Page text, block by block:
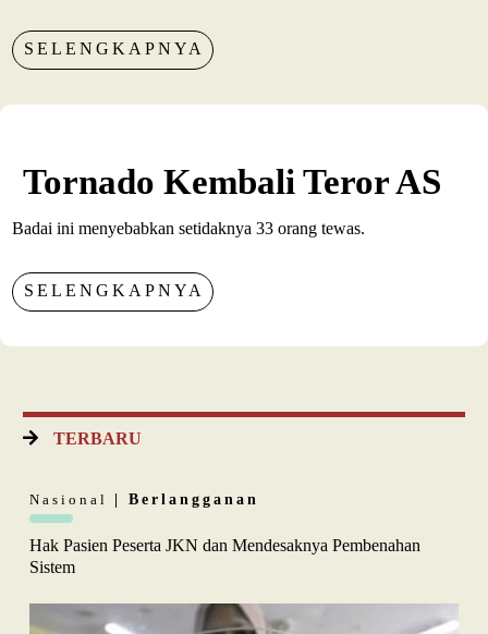
SELENGKAPNYA
Tornado Kembali Teror AS
Badai ini menyebabkan setidaknya 33 orang tewas.
SELENGKAPNYA
TERBARU
Nasional | Berlangganan
Hak Pasien Peserta JKN dan Mendesaknya Pembenahan
Sistem